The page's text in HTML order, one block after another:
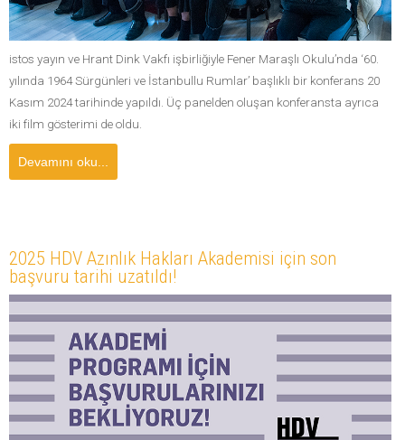
istos yayın ve Hrant Dink Vakfı işbirliğiyle Fener Maraşlı Okulu’nda ‘60.
yılında 1964 Sürgünleri ve İstanbullu Rumlar’ başlıklı bir konferans 20
Kasım 2024 tarihinde yapıldı. Üç panelden oluşan konferansta ayrıca
iki film gösterimi de oldu.
Devamını oku...
2025 HDV Azınlık Hakları Akademisi için son
başvuru tarihi uzatıldı!